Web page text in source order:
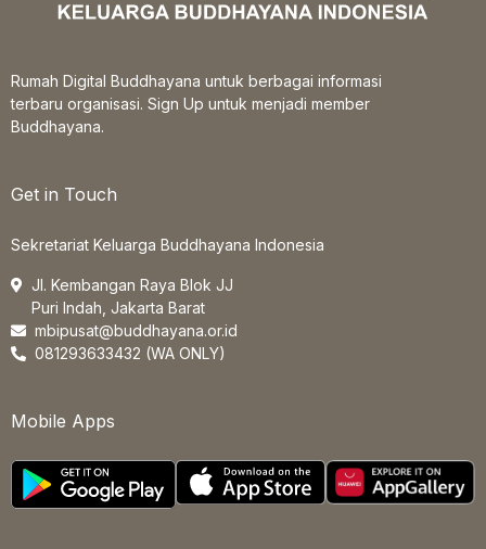
Rumah Digital Buddhayana untuk berbagai informasi
terbaru organisasi. Sign Up untuk menjadi member
Buddhayana.
Get in Touch
Sekretariat Keluarga Buddhayana Indonesia
Jl. Kembangan Raya Blok JJ
Puri Indah, Jakarta Barat
mbipusat@buddhayana.or.id
081293633432 (WA ONLY)
Mobile Apps